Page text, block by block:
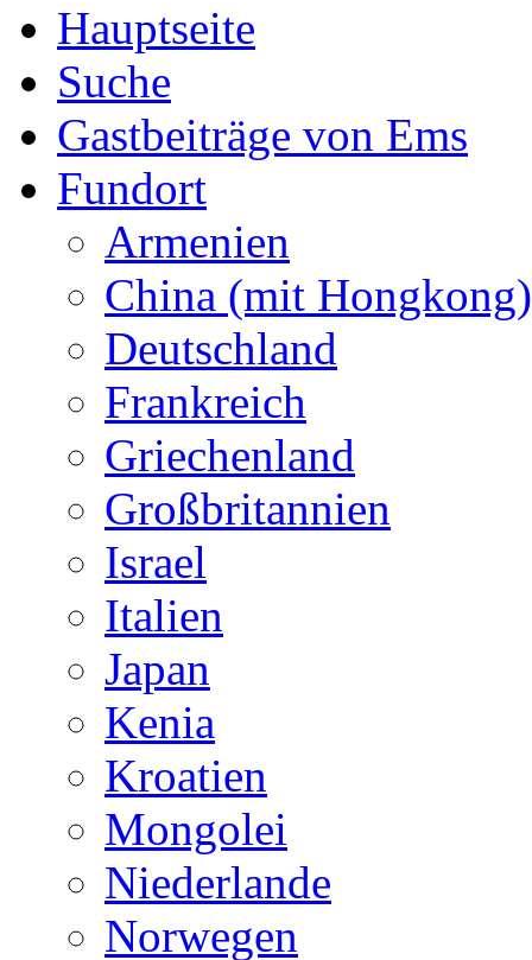
Hauptseite
Suche
Gastbeiträge von Ems
Fundort
Armenien
China (mit Hongkong)
Deutschland
Frankreich
Griechenland
Großbritannien
Israel
Italien
Japan
Kenia
Kroatien
Mongolei
Niederlande
Norwegen